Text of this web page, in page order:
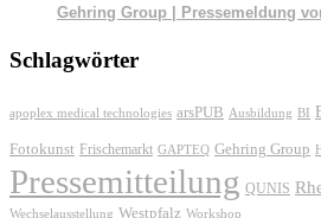
Gehring Group | Pressemeldung
Schlagwörter
apoplex medical technologies arsPUB Ausbildung BI
Fotokunst Frischemarkt GAPTEQ Gehring Group
Pressemitteilung QUNIS
Wechselausstellung Westpfalz Workshop